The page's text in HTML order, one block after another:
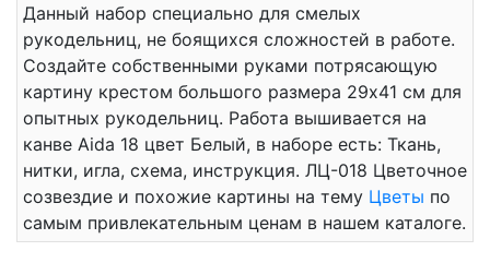
Данный набор специально для смелых
рукодельниц, не боящихся сложностей в работе.
Создайте собственными руками потрясающую
картину крестом большого размера 29x41 см для
опытных рукодельниц. Работа вышивается на
канве Aida 18 цвет Белый, в наборе есть: Ткань,
нитки, игла, схема, инструкция. ЛЦ-018 Цветочное
созвездие и похожие картины на тему Цветы по
самым привлекательным ценам в нашем каталоге.